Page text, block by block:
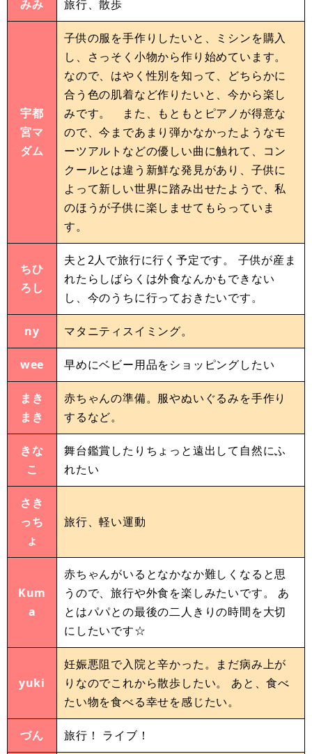
みみ 旅行、散歩
宇都
宮マ
ダム
子供の服を手作りしたいと、ミシンを購入
し、さっそく小物から作り始めています。
なので、はやく性別を知って、どちらかに
合う色の肌着など作りたいと、今から楽し
みです。 また、もともとピアノが得意な
ので、今まであまり弾かなかったようなモ
ーツアルトなどの優しい曲に触れて、コン
クールとは違う新鮮な発見があり、子供に
よって新しい世界に踏み出せたようで、私
のほうが子供に楽しませてもらっていま
す。
ちひ
ろし
夫と2人で旅行に行く予定です。 子供が産ま
れたらしばらくは外食なんかもできない
し、今のうちに行っておきたいです。
ny マタニティスイミング。
wee 早めにベビー用品をショッピングしたい
まき
まき
赤ちゃんの準備。服やぬいぐるみを手作り
するなど。
きな
こ
舞台鑑賞したりちょっと遠出して自然にふ
れたい
さき
っち
ょ
旅行、軽い運動
Kum
a
赤ちゃんがいるとなかなか難しくなると思
うので、旅行や外食を楽しみたいです。 あ
とはパパとの最後の二人きりの時間を大切
にしたいです☆
yuki
妊娠悪阻で入院と辛かった。まだ病み上が
りなのでこれから散歩したい。 あと、食べ
たい物を食べる幸せを感じたい。
づん 旅行！ ライブ！